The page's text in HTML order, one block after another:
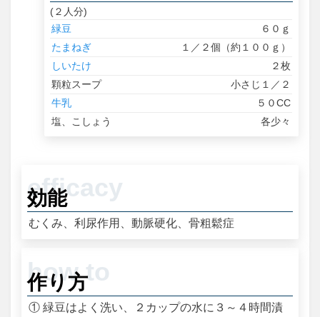
(２人分)
緑豆
６０ｇ
たまねぎ
１／２個（約１００ｇ）
しいたけ
２枚
顆粒スープ
小さじ１／２
牛乳
５０CC
塩、こしょう
各少々
効能
むくみ、利尿作用、動脈硬化、骨粗鬆症
作り方
① 緑豆はよく洗い、２カップの水に３～４時間漬